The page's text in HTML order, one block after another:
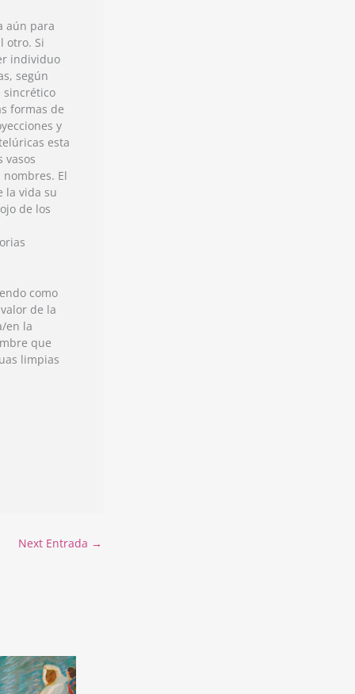
aún para
otro. Si
individuo
según
sincrético
formas de
y
esta
vasos
El
la vida su
de los
como
de la
en la
que
limpias
Next Entrada →